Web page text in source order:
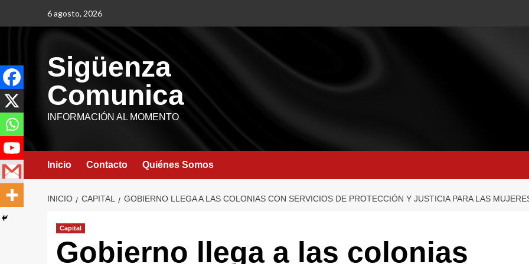
6 agosto, 2026
Sigüenza
Comunica
INFORMACIÓN AL MOMENTO
Inicio Contacto Quiénes Somos
INICIO CAPITAL GOBIERNO LLEGA A LAS COLONIAS CON SERVICIOS DE PROTECCIÓN Y JUSTICIA PARA LAS
Capital
Gobierno llega a las colonias